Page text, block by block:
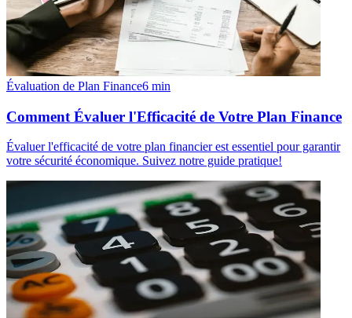
Évaluation de Plan Finance6 min
Comment Évaluer l'Efficacité de Votre Plan Finance
Évaluer l'efficacité de votre plan financier est essentiel pour garantir
votre sécurité économique. Suivez notre guide pratique!